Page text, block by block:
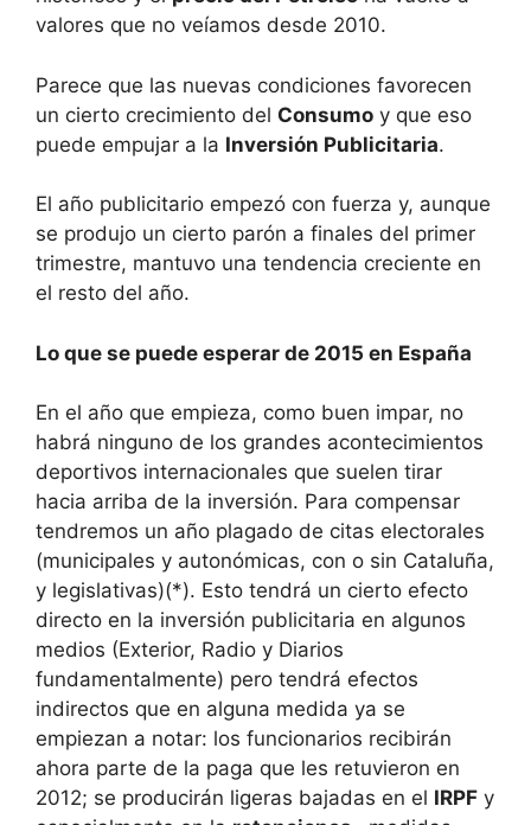
valores que no veíamos desde 2010.
Parece que las nuevas condiciones favorecen
un cierto crecimiento del Consumo y que eso
puede empujar a la Inversión Publicitaria.
El año publicitario empezó con fuerza y, aunque
se produjo un cierto parón a finales del primer
trimestre, mantuvo una tendencia creciente en
el resto del año.
Lo que se puede esperar de 2015 en España
En el año que empieza, como buen impar, no
habrá ninguno de los grandes acontecimientos
deportivos internacionales que suelen tirar
hacia arriba de la inversión. Para compensar
tendremos un año plagado de citas electorales
(municipales y autonómicas, con o sin Cataluña,
y legislativas)(*). Esto tendrá un cierto efecto
directo en la inversión publicitaria en algunos
medios (Exterior, Radio y Diarios
fundamentalmente) pero tendrá efectos
indirectos que en alguna medida ya se
empiezan a notar: los funcionarios recibirán
ahora parte de la paga que les retuvieron en
2012; se producirán ligeras bajadas en el IRPF y